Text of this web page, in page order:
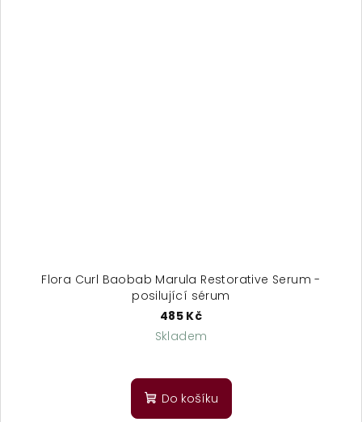
Flora Curl Baobab Marula Restorative Serum -
posilující sérum
485 Kč
Skladem
Do košíku